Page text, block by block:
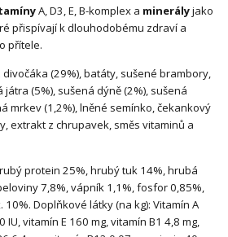
A, D3, E, B-komplex a minerályjako
přispívají k dlouhodobému zdraví a
přítele.
divočáka (29%), batáty, sušené brambory,
(5%), sušená dýně (2%), sušená
mrkev (1,2%), lněné semínko, čekankový
extrakt z chrupavek, směs vitaminů a
protein 25%, hrubý tuk 14%, hrubá
7,8%, vápník 1,1%, fosfor 0,85%,
Doplňkové látky (na kg): Vitamín A
IU, vitamín E 160 mg, vitamín B1 4,8 mg,